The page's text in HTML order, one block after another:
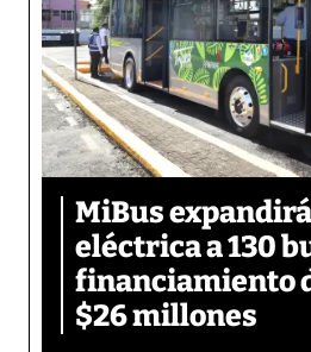
MiBus
eléctrica a 130
financiamiento
$26 millones